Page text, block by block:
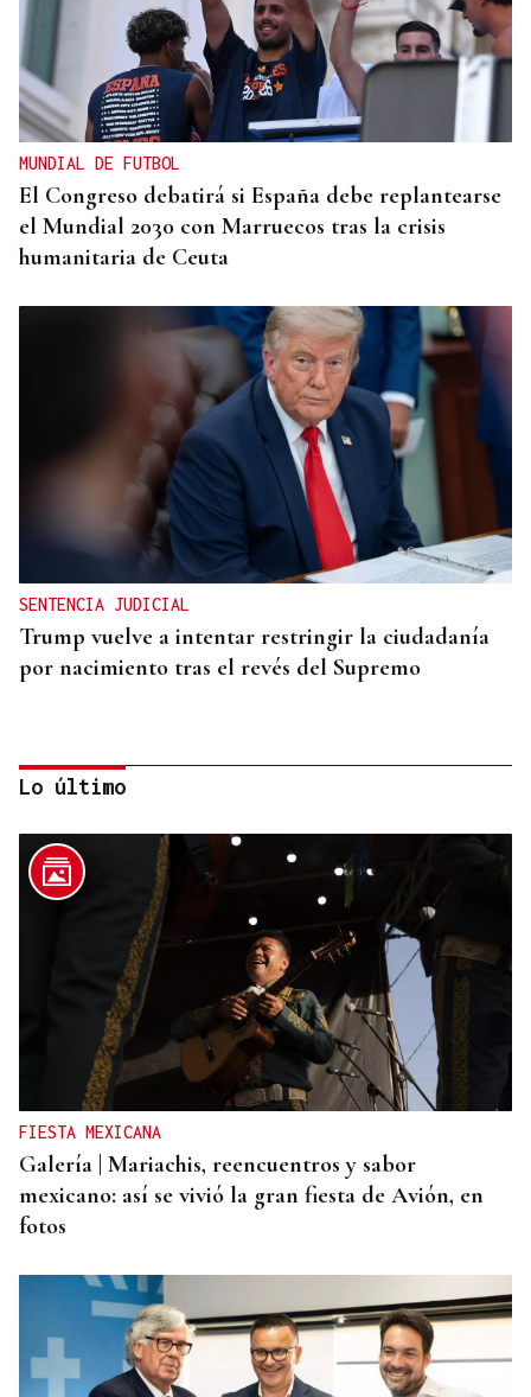
MUNDIAL DE FUTBOL
El Congreso debatirá si España debe replantearse
el Mundial 2030 con Marruecos tras la crisis
humanitaria de Ceuta
SENTENCIA JUDICIAL
Trump vuelve a intentar restringir la ciudadanía
por nacimiento tras el revés del Supremo
RELACIONES DIPLOMÁTICAS
Chile y Venezuela retoman sus relaciones
consulares tras dos años de ruptura
Lo último
FIESTA MEXICANA
Galería | Mariachis, reencuentros y sabor
mexicano: así se vivió la gran fiesta de Avión, en
fotos